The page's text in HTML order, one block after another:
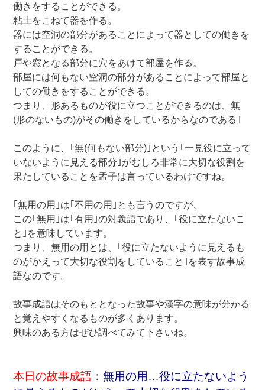
働きをすることができる。
粘土をこねて器を作る。
器には空洞の部分があることによって器としての働きを
することができる。
戸や窓となる部分に穴をあけて部屋を作る。
部屋には何もない空洞の部分があることによって部屋と
しての働きをすることができる。
つまり、形あるものが役に立つことができるのは、無
(形のないもの)がその働きをしているからなのである｣
このように、｢無(何もない部分)｣という｢一見役に立って
いないように見える部分｣がむしろ非常に大切な役割を
果たしていることを孟子は言っているわけですね。
｢無用の用｣は｢不用の用｣とも言うのですが、
この｢無用｣は｢有用｣の対義語であり、｢役に立たないこ
と｣を意味しています。
つまり、無用の用とは、｢役に立たないように見えるも
のがかえって大切な役割をしていること｣を表す故事成
語なのです。
故事成語はそのもととなった故事や漢字の意味が分かる
と覚えやすくなるものが多くあります。
興味のある方はぜひ調べてみて下さいね。
本日の故事成語 ：無用の用…役に立たないよう